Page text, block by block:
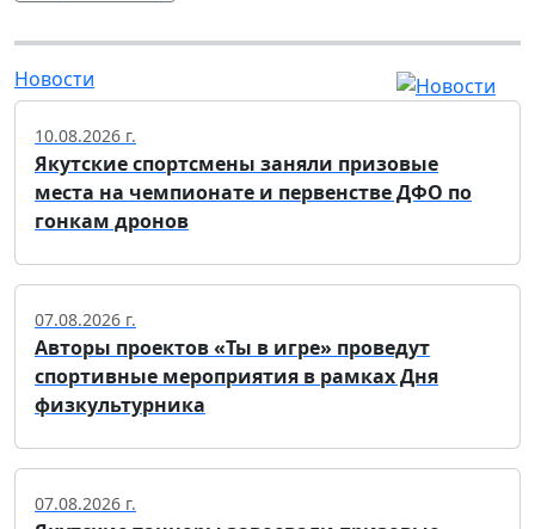
Новости
10.08.2026 г.
Якутские спортсмены заняли призовые
места на чемпионате и первенстве ДФО по
гонкам дронов
07.08.2026 г.
Авторы проектов «Ты в игре» проведут
спортивные мероприятия в рамках Дня
физкультурника
07.08.2026 г.